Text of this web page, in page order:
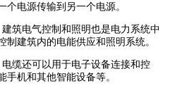
电源传输到另一个电源。
建筑电气控制和照明也是电力系统中
制建筑内的电能供应和照明系统。
电缆还可以用于电子设备连接和控
手机和其他智能设备等。